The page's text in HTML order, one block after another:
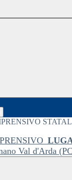
Val d'Arda